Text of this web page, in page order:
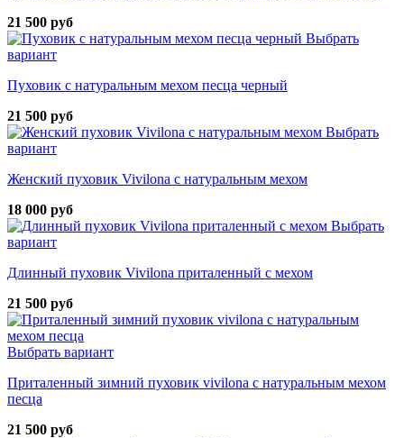
21 500 руб
Выбрать
вариант
Пуховик с натуральным мехом песца черный
21 500 руб
Выбрать
вариант
Женский пуховик Vivilona с натуральным мехом
18 000 руб
Выбрать
вариант
Длинный пуховик Vivilona приталенный с мехом
21 500 руб
Выбрать вариант
Приталенный зимний пуховик vivilona с натуральным мехом
песца
21 500 руб